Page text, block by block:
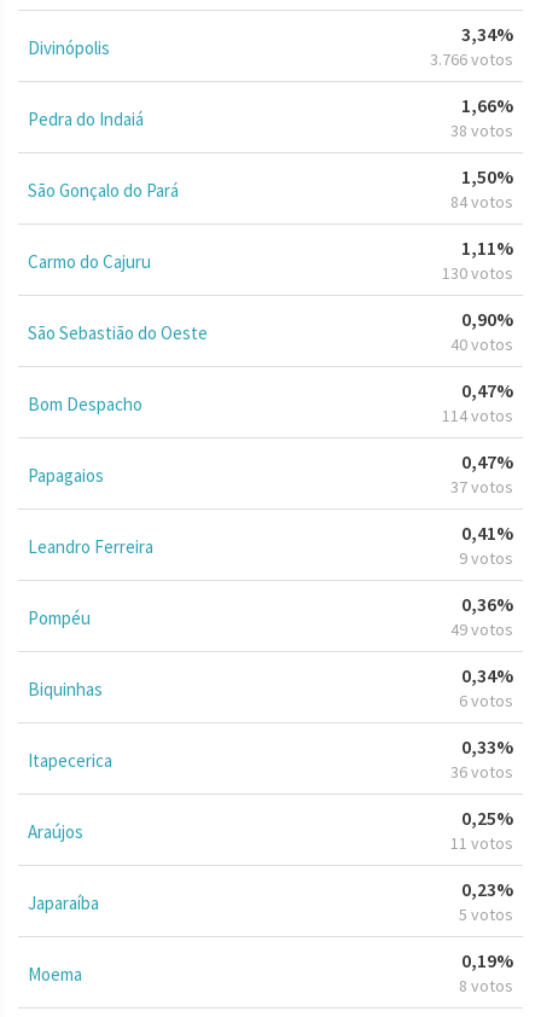
Divinópolis
3,34%
3.766 votos
Pedra do Indaiá
1,66%
38 votos
São Gonçalo do Pará
1,50%
84 votos
Carmo do Cajuru
1,11%
130 votos
São Sebastião do Oeste
0,90%
40 votos
Bom Despacho
0,47%
114 votos
Papagaios
0,47%
37 votos
Leandro Ferreira
0,41%
9 votos
Pompéu
0,36%
49 votos
Biquinhas
0,34%
6 votos
Itapecerica
0,33%
36 votos
Araújos
0,25%
11 votos
Japaraíba
0,23%
5 votos
Moema
0,19%
8 votos